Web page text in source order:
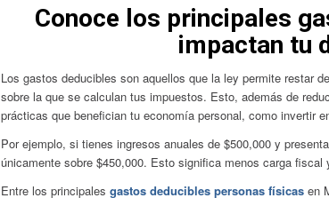
Conoce los principales
impactan tu
Los gastos deducibles son aquellos que la ley permite restar
sobre la que se calculan tus impuestos. Esto, además de
prácticas que benefician tu economía personal, como invertir
Por ejemplo, si tienes ingresos anuales de $500,000 y
únicamente sobre $450,000. Esto significa menos carga
Entre los principales gastos deducibles personas físicas en